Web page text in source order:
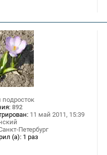
892
11 май 2011, 15:39
Петербург
(а): 1 раз